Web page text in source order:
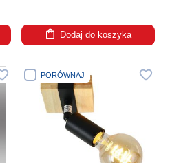
Dodaj do koszyka
PORÓWNAJ